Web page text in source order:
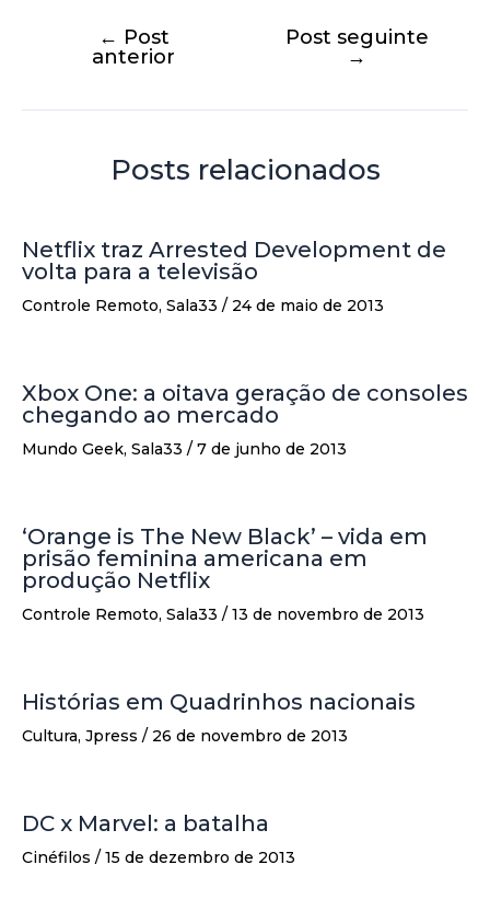
← Post
anterior
Post seguinte
→
Posts relacionados
Netflix traz Arrested Development de
volta para a televisão
Controle Remoto, Sala33 / 24 de maio de 2013
Xbox One: a oitava geração de consoles
chegando ao mercado
Mundo Geek, Sala33 / 7 de junho de 2013
‘Orange is The New Black’ – vida em
prisão feminina americana em
produção Netflix
Controle Remoto, Sala33 / 13 de novembro de 2013
Histórias em Quadrinhos nacionais
Cultura, Jpress / 26 de novembro de 2013
DC x Marvel: a batalha
Cinéfilos / 15 de dezembro de 2013